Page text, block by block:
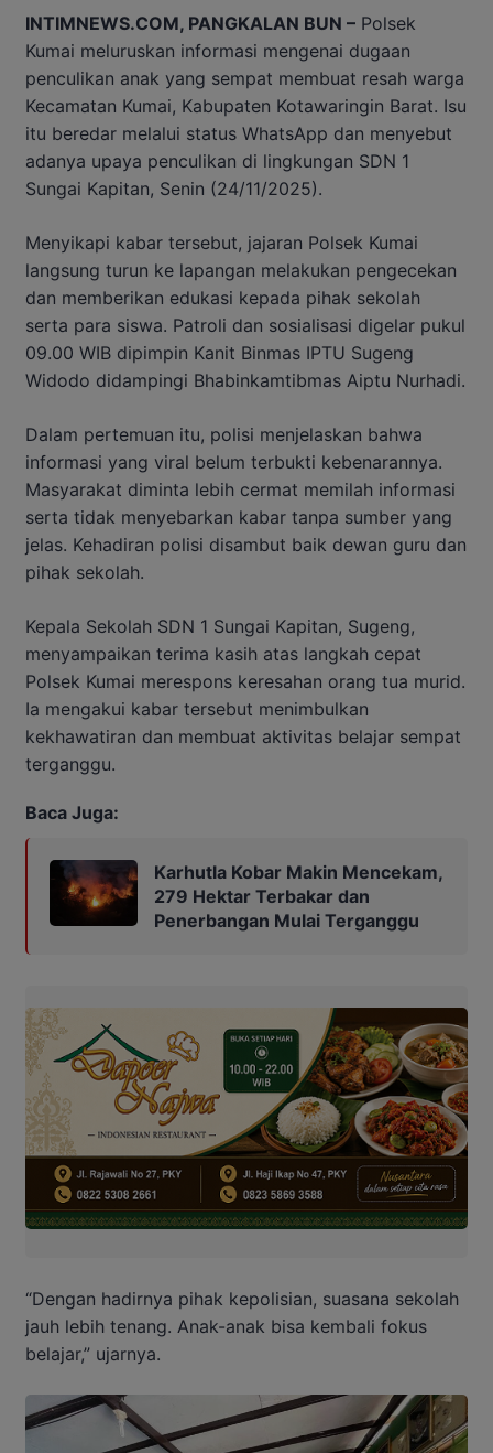
INTIMNEWS.COM, PANGKALAN BUN – Polsek
Kumai meluruskan informasi mengenai dugaan
penculikan anak yang sempat membuat resah warga
Kecamatan Kumai, Kabupaten Kotawaringin Barat. Isu
itu beredar melalui status WhatsApp dan menyebut
adanya upaya penculikan di lingkungan SDN 1
Sungai Kapitan, Senin (24/11/2025).
Menyikapi kabar tersebut, jajaran Polsek Kumai
langsung turun ke lapangan melakukan pengecekan
dan memberikan edukasi kepada pihak sekolah
serta para siswa. Patroli dan sosialisasi digelar pukul
09.00 WIB dipimpin Kanit Binmas IPTU Sugeng
Widodo didampingi Bhabinkamtibmas Aiptu Nurhadi.
Dalam pertemuan itu, polisi menjelaskan bahwa
informasi yang viral belum terbukti kebenarannya.
Masyarakat diminta lebih cermat memilah informasi
serta tidak menyebarkan kabar tanpa sumber yang
jelas. Kehadiran polisi disambut baik dewan guru dan
pihak sekolah.
Kepala Sekolah SDN 1 Sungai Kapitan, Sugeng,
menyampaikan terima kasih atas langkah cepat
Polsek Kumai merespons keresahan orang tua murid.
Ia mengakui kabar tersebut menimbulkan
kekhawatiran dan membuat aktivitas belajar sempat
terganggu.
Baca Juga:
Karhutla Kobar Makin Mencekam,
279 Hektar Terbakar dan
Penerbangan Mulai Terganggu
“Dengan hadirnya pihak kepolisian, suasana sekolah
jauh lebih tenang. Anak-anak bisa kembali fokus
belajar,” ujarnya.